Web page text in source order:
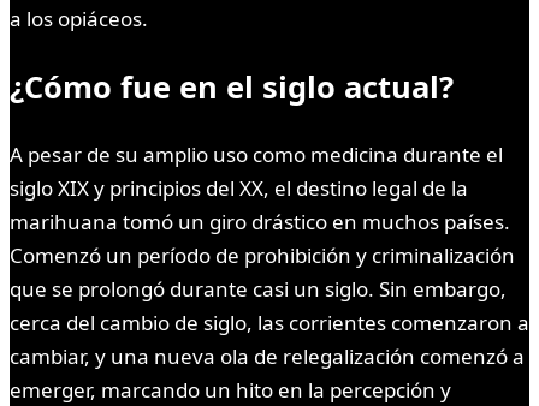
a los opiáceos.
¿Cómo fue en el siglo actual?
A pesar de su amplio uso como medicina durante el
siglo XIX y principios del XX, el destino legal de la
marihuana tomó un giro drástico en muchos países.
Comenzó un período de prohibición y criminalización
que se prolongó durante casi un siglo. Sin embargo,
cerca del cambio de siglo, las corrientes comenzaron a
cambiar, y una nueva ola de relegalización comenzó a
emerger, marcando un hito en la percepción y